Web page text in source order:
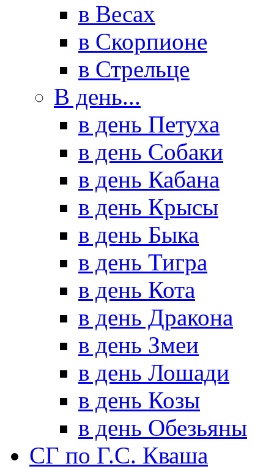
в Весах
в Скорпионе
в Стрельце
В день...
в день Петуха
в день Собаки
в день Кабана
в день Крысы
в день Быка
в день Тигра
в день Кота
в день Дракона
в день Змеи
в день Лошади
в день Козы
в день Обезьяны
СГ по Г.С. Кваша